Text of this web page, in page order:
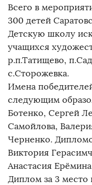
Всего в
300 детей
Детскую школу
учащихся
р.п.Татищево,
с.Сторожевка.
Имена
следующим
Ботенко, Сергей
Самойлова,
Черненко.
Виктория
Анастасия
Диплом за 3